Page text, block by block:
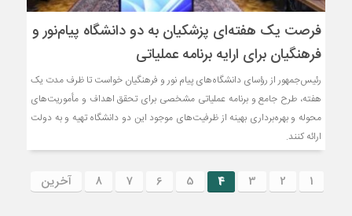
فرصت یک هفته‌ای پزشکیان به دو دانشگاه پیام‌نور و
فرهنگیان برای ارایه برنامه عملیاتی
رئیس‌جمهور از رؤسای دانشگاه‌های پیام نور و فرهنگیان خواست تا ظرف مدت یک
هفته، طرح جامع و برنامه عملیاتی مشخصی برای تحقق اهداف و مأموریت‌های
محوله و بهره‌برداری بهینه از ظرفیت‌های موجود این دو دانشگاه تهیه و به دولت
ارائه کنند.
1
2
3
4
5
6
7
8 آخرین